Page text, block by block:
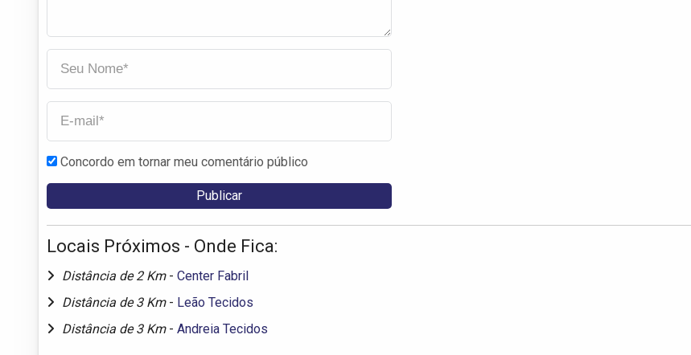
Concordo em tornar meu comentário público
Locais Próximos - Onde Fica:
Distância de 2 Km - Center Fabril
Distância de 3 Km - Leão Tecidos
Distância de 3 Km - Andreia Tecidos